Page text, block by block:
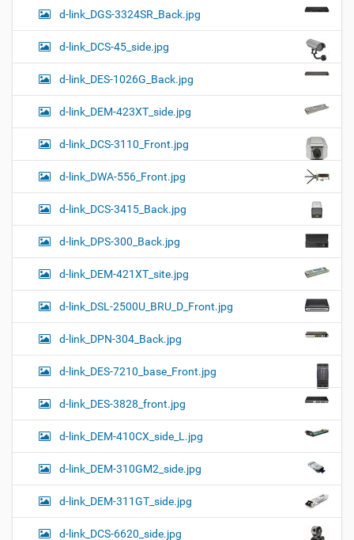
d-link_DGS-3324SR_Back.jpg
d-link_DCS-45_side.jpg
d-link_DES-1026G_Back.jpg
d-link_DEM-423XT_side.jpg
d-link_DCS-3110_Front.jpg
d-link_DWA-556_Front.jpg
d-link_DCS-3415_Back.jpg
d-link_DPS-300_Back.jpg
d-link_DEM-421XT_site.jpg
d-link_DSL-2500U_BRU_D_Front.jpg
d-link_DPN-304_Back.jpg
d-link_DES-7210_base_Front.jpg
d-link_DES-3828_front.jpg
d-link_DEM-410CX_side_L.jpg
d-link_DEM-310GM2_side.jpg
d-link_DEM-311GT_side.jpg
d-link_DCS-6620_side.jpg